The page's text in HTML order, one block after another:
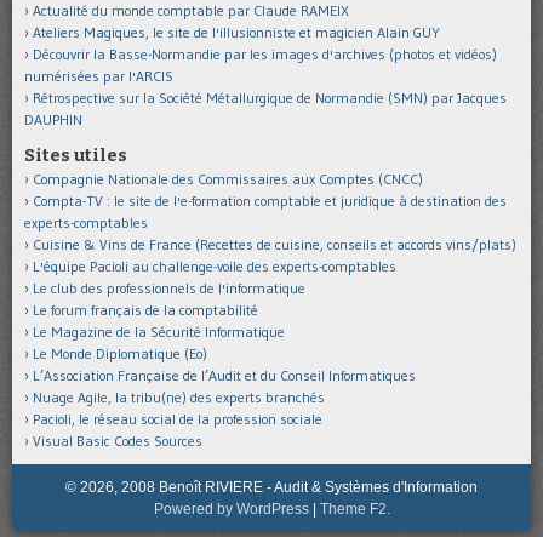
Actualité du monde comptable par Claude RAMEIX
Ateliers Magiques, le site de l'illusionniste et magicien Alain GUY
Découvrir la Basse-Normandie par les images d'archives (photos et vidéos)
numérisées par l'ARCIS
Rétrospective sur la Société Métallurgique de Normandie (SMN) par Jacques
DAUPHIN
Sites utiles
Compagnie Nationale des Commissaires aux Comptes (CNCC)
Compta-TV : le site de l'e-formation comptable et juridique à destination des
experts-comptables
Cuisine & Vins de France (Recettes de cuisine, conseils et accords vins/plats)
L'équipe Pacioli au challenge-voile des experts-comptables
Le club des professionnels de l'informatique
Le forum français de la comptabilité
Le Magazine de la Sécurité Informatique
Le Monde Diplomatique (Eo)
L’Association Française de l’Audit et du Conseil Informatiques
Nuage Agile, la tribu(ne) des experts branchés
Pacioli, le réseau social de la profession sociale
Visual Basic Codes Sources
© 2026, 2008 Benoît RIVIERE - Audit & Systèmes d'Information
Powered by WordPress
Theme F2.